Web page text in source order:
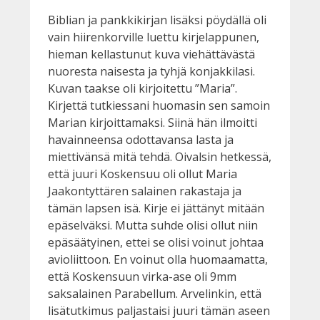
Biblian ja pankkikirjan lisäksi pöydällä oli
vain hiirenkorville luettu kirjelappunen,
hieman kellastunut kuva viehättävästä
nuoresta naisesta ja tyhjä konjakkilasi.
Kuvan taakse oli kirjoitettu ”Maria”.
Kirjettä tutkiessani huomasin sen samoin
Marian kirjoittamaksi. Siinä hän ilmoitti
havainneensa odottavansa lasta ja
miettivänsä mitä tehdä. Oivalsin hetkessä,
että juuri Koskensuu oli ollut Maria
Jaakontyttären salainen rakastaja ja
tämän lapsen isä. Kirje ei jättänyt mitään
epäselväksi. Mutta suhde olisi ollut niin
epäsäätyinen, ettei se olisi voinut johtaa
avioliittoon. En voinut olla huomaamatta,
että Koskensuun virka-ase oli 9mm
saksalainen Parabellum. Arvelinkin, että
lisätutkimus paljastaisi juuri tämän aseen